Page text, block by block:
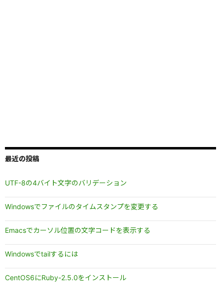
最近の投稿
UTF-8の4バイト文字のバリデーション
Windowsでファイルのタイムスタンプを変更する
Emacsでカーソル位置の文字コードを表示する
Windowsでtailするには
CentOS6にRuby-2.5.0をインストール